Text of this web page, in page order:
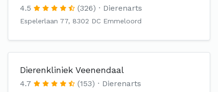
4.5 (326) Dierenarts
Espelerlaan 77, 8302 DC Emmeloord
Dierenkliniek Veenendaal
4.7 (153) Dierenarts